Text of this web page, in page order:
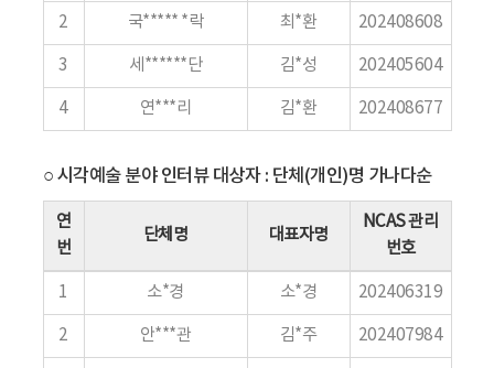
2 국***** *락 최*환 202408608
3 세******단 김*성 202405604
4 연***리 김*환 202408677
○ 시각예술 분야 인터뷰 대상자 : 단체(개인)명 가나다순
연
번
단체명 대표자명
NCAS 관리
번호
1 소*경 소*경 202406319
2 안***관 김*주 202407984